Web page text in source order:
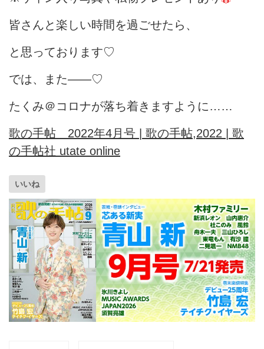
皆さんと楽しい時間を過ごせたら、
と思っております♡
では、また――♡
たくみ＠コロナが落ち着きますように……
歌の手帖 2022年4月号 | 歌の手帖,2022 | 歌
の手帖社 utate online
いいね